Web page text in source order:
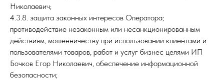
Николаевич;
4.3.8. защита законных интересов Оператора;
противодействие незаконным или несанкционированным
действиям, мошенничеству при использовании клиентами и
пользователями товаров, работ и услуг бизнес целями ИП
Бочков Егор Николаевич, обеспечение информационной
безопасности;